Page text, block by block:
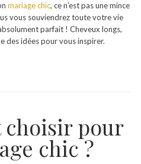
mariage chic, ce n’est pas une mince
vous souviendrez toute votre vie
parfait ! Cheveux longs,
des idées pour vous inspirer.
choisir pour
chic ?